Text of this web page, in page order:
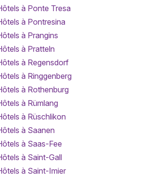
à Ponte Tresa
à Pontresina
à Prangins
à Pratteln
à Regensdorf
à Ringgenberg
à Rothenburg
à Rümlang
à Rüschlikon
à Saanen
à Saas-Fee
à Saint-Gall
à Saint-Imier